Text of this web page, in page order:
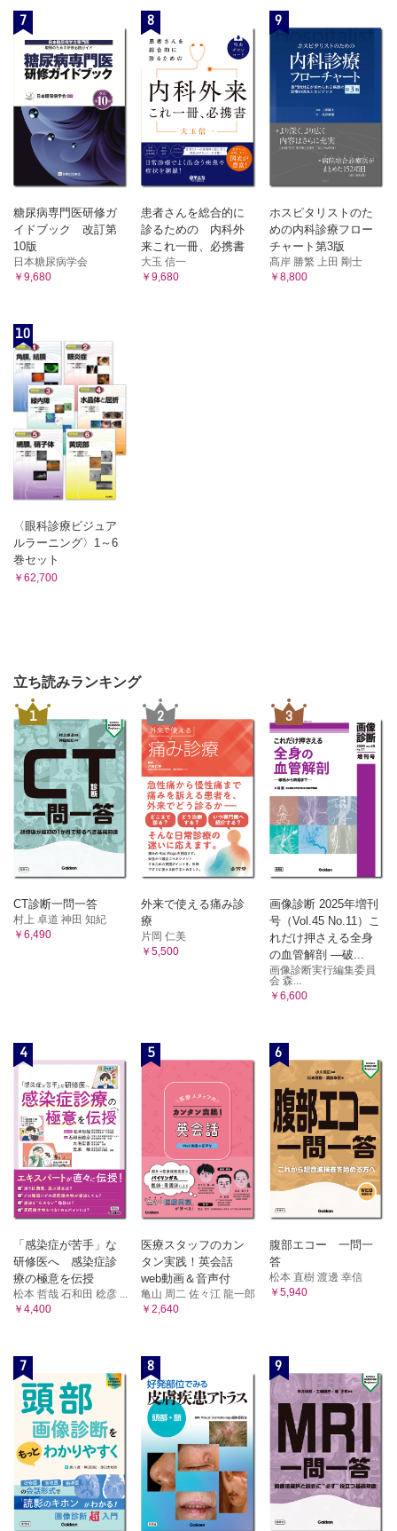
7
糖尿病専門医研修ガ
イドブック 改訂第
10版
日本糖尿病学会
￥9,680
8
患者さんを総合的に
診るための 内科外
来これ一冊、必携書
大玉 信一
￥9,680
9
ホスピタリストのた
めの内科診療フロー
チャート第3版
髙岸 勝繁 上田 剛士
￥8,800
10
〈眼科診療ビジュア
ルラーニング〉1～6
巻セット
￥62,700
立ち読みランキング
1
CT診断一問一答
村上 卓道 神田 知紀
￥6,490
2
外来で使える痛み診
療
片岡 仁美
￥5,500
3
画像診断 2025年増刊
号（Vol.45 No.11）こ
れだけ押さえる全身
の血管解剖 ―破...
画像診断実行編集委員
会 森...
￥6,600
4
「感染症が苦手」な
研修医へ 感染症診
療の極意を伝授
松本 哲哉 石和田 稔彦 ...
￥4,400
5
医療スタッフのカン
タン実践！英会話
web動画＆音声付
亀山 周二 佐々江 龍一郎
￥2,640
6
腹部エコー 一問一
答
松本 直樹 渡邊 幸信
￥5,940
7 8 9